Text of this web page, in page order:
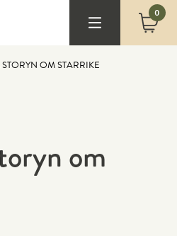
0
OM STARRIKE
om